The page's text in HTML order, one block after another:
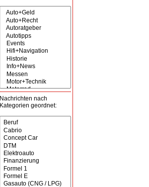
Nachrichten nach
Kategorien geordnet: